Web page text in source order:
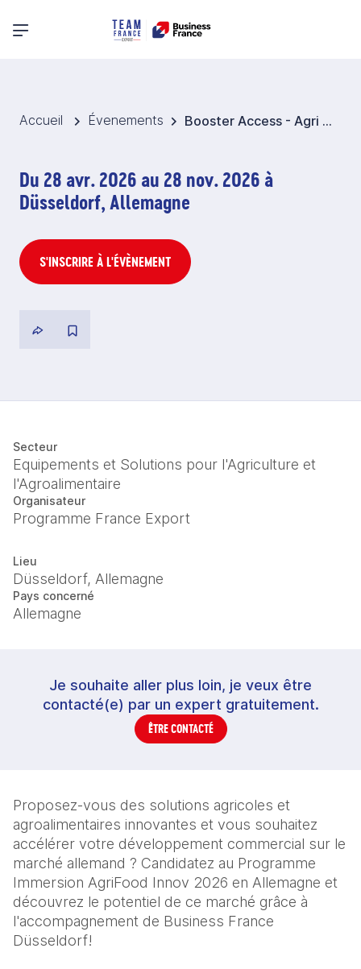
Menu principal
Accueil Évenements Booster Access - Agri Food Innov 2026 - Allemagne
Du 28 avr. 2026 au 28 nov. 2026 à
Düsseldorf, Allemagne
S'INSCRIRE À L'ÉVÈNEMENT
Secteur
Equipements et Solutions pour l'Agriculture et
l'Agroalimentaire
Organisateur
Programme France Export
Lieu
Düsseldorf, Allemagne
Pays concerné
Allemagne
Je souhaite aller plus loin, je veux être
contacté(e) par un expert gratuitement.
ÊTRE CONTACTÉ
Proposez-vous des solutions agricoles et
agroalimentaires innovantes et vous souhaitez
accélérer votre développement commercial sur le
marché allemand ? Candidatez au Programme
Immersion AgriFood Innov 2026 en Allemagne et
découvrez le potentiel de ce marché grâce à
l'accompagnement de Business France
Düsseldorf!